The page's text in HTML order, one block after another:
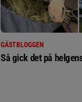
GÄSTBLOGGEN
Så gick det på